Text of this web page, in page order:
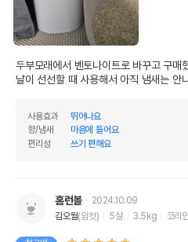
두부모래에서 벤토나이트로 바꾸고 구매
날이 선선할 때 사용해서 아직 냄새는 안
사용효과
뛰어나요
향/냄새
마음에 들어요
편리성
쓰기 편해요
홈런볼
2024.10.09
김오월(암컷) 5살 3.5kg 코리